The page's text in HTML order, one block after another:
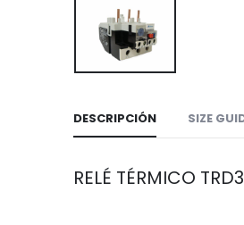
DESCRIPCIÓN SIZE
RELÉ TÉRMICO